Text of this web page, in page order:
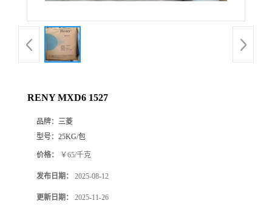
RENY MXD6 1527
品牌： 三菱
型号： 25KG/包
价格： ￥65/千克
发布日期： 2025-08-12
更新日期： 2025-11-26